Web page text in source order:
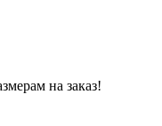
на заказ!